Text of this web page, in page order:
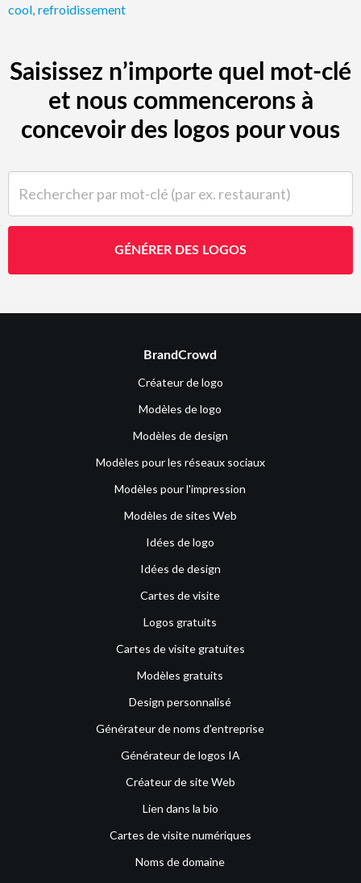
cool refroidissement
Saisissez n’importe quel mot-clé
et nous commencerons à
concevoir des logos pour vous
GÉNÉRER DES LOGOS
BrandCrowd
Créateur de logo
Modèles de logo
Modèles de design
Modèles pour les réseaux sociaux
Modèles pour l'impression
Modèles de sites Web
Idées de logo
Idées de design
Cartes de visite
Logos gratuits
Cartes de visite gratuites
Modèles gratuits
Design personnalisé
Générateur de noms d’entreprise
Générateur de logos IA
Créateur de site Web
Lien dans la bio
Cartes de visite numériques
Noms de domaine